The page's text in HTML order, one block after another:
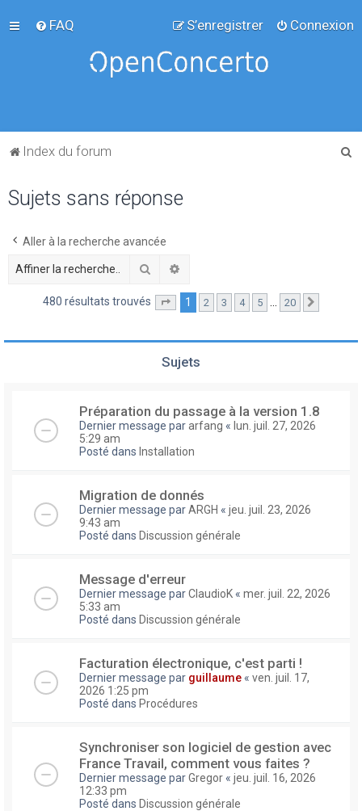
FAQ Connexion
S’enregistrer
Index du forum
Sujets sans réponse
Aller à la recherche avancée
Rechercher
480 résultats trouvés Page sur20
1 2 3 4 5 … 20
Sujets
Préparation du passage à la version 1.8
Dernier message pararfang « lun. juil. 27, 2026
5:29 am
Posté dans Installation
Migration de donnés
Dernier message parARGH « jeu. juil. 23, 2026
9:43 am
Posté dans Discussion générale
Message d'erreur
Dernier message parClaudioK « mer. juil. 22, 2026
5:33 am
Posté dans Discussion générale
Facturation électronique, c'est parti !
Dernier message par guillaume « ven. juil. 17,
2026 1:25 pm
Posté dans Procédures
Synchroniser son logiciel de gestion avec
France Travail, comment vous faites ?
Dernier message parGregor « jeu. juil. 16, 2026
12:33 pm
Posté dans Discussion générale